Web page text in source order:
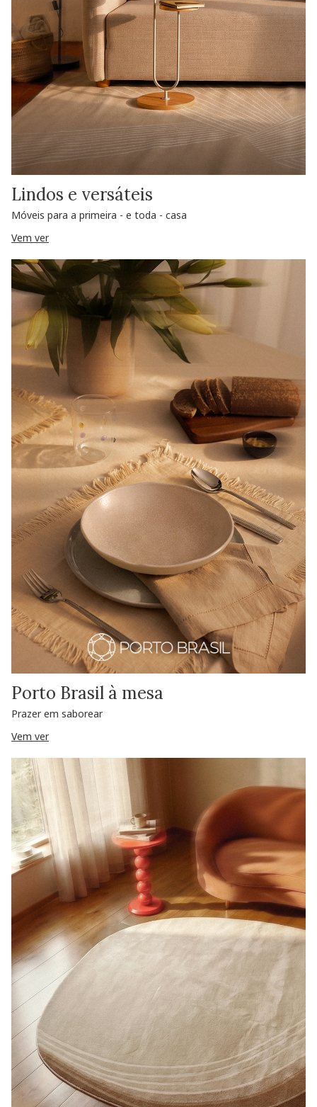
Lindos e versáteis
Móveis para a primeira - e toda - casa
Vem ver
Porto Brasil à mesa
Prazer em saborear
Vem ver